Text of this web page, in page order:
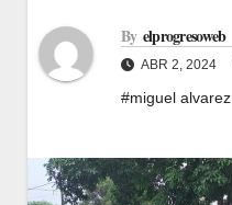
By elprogresoweb
ABR 2, 2024
#miguel alvarez